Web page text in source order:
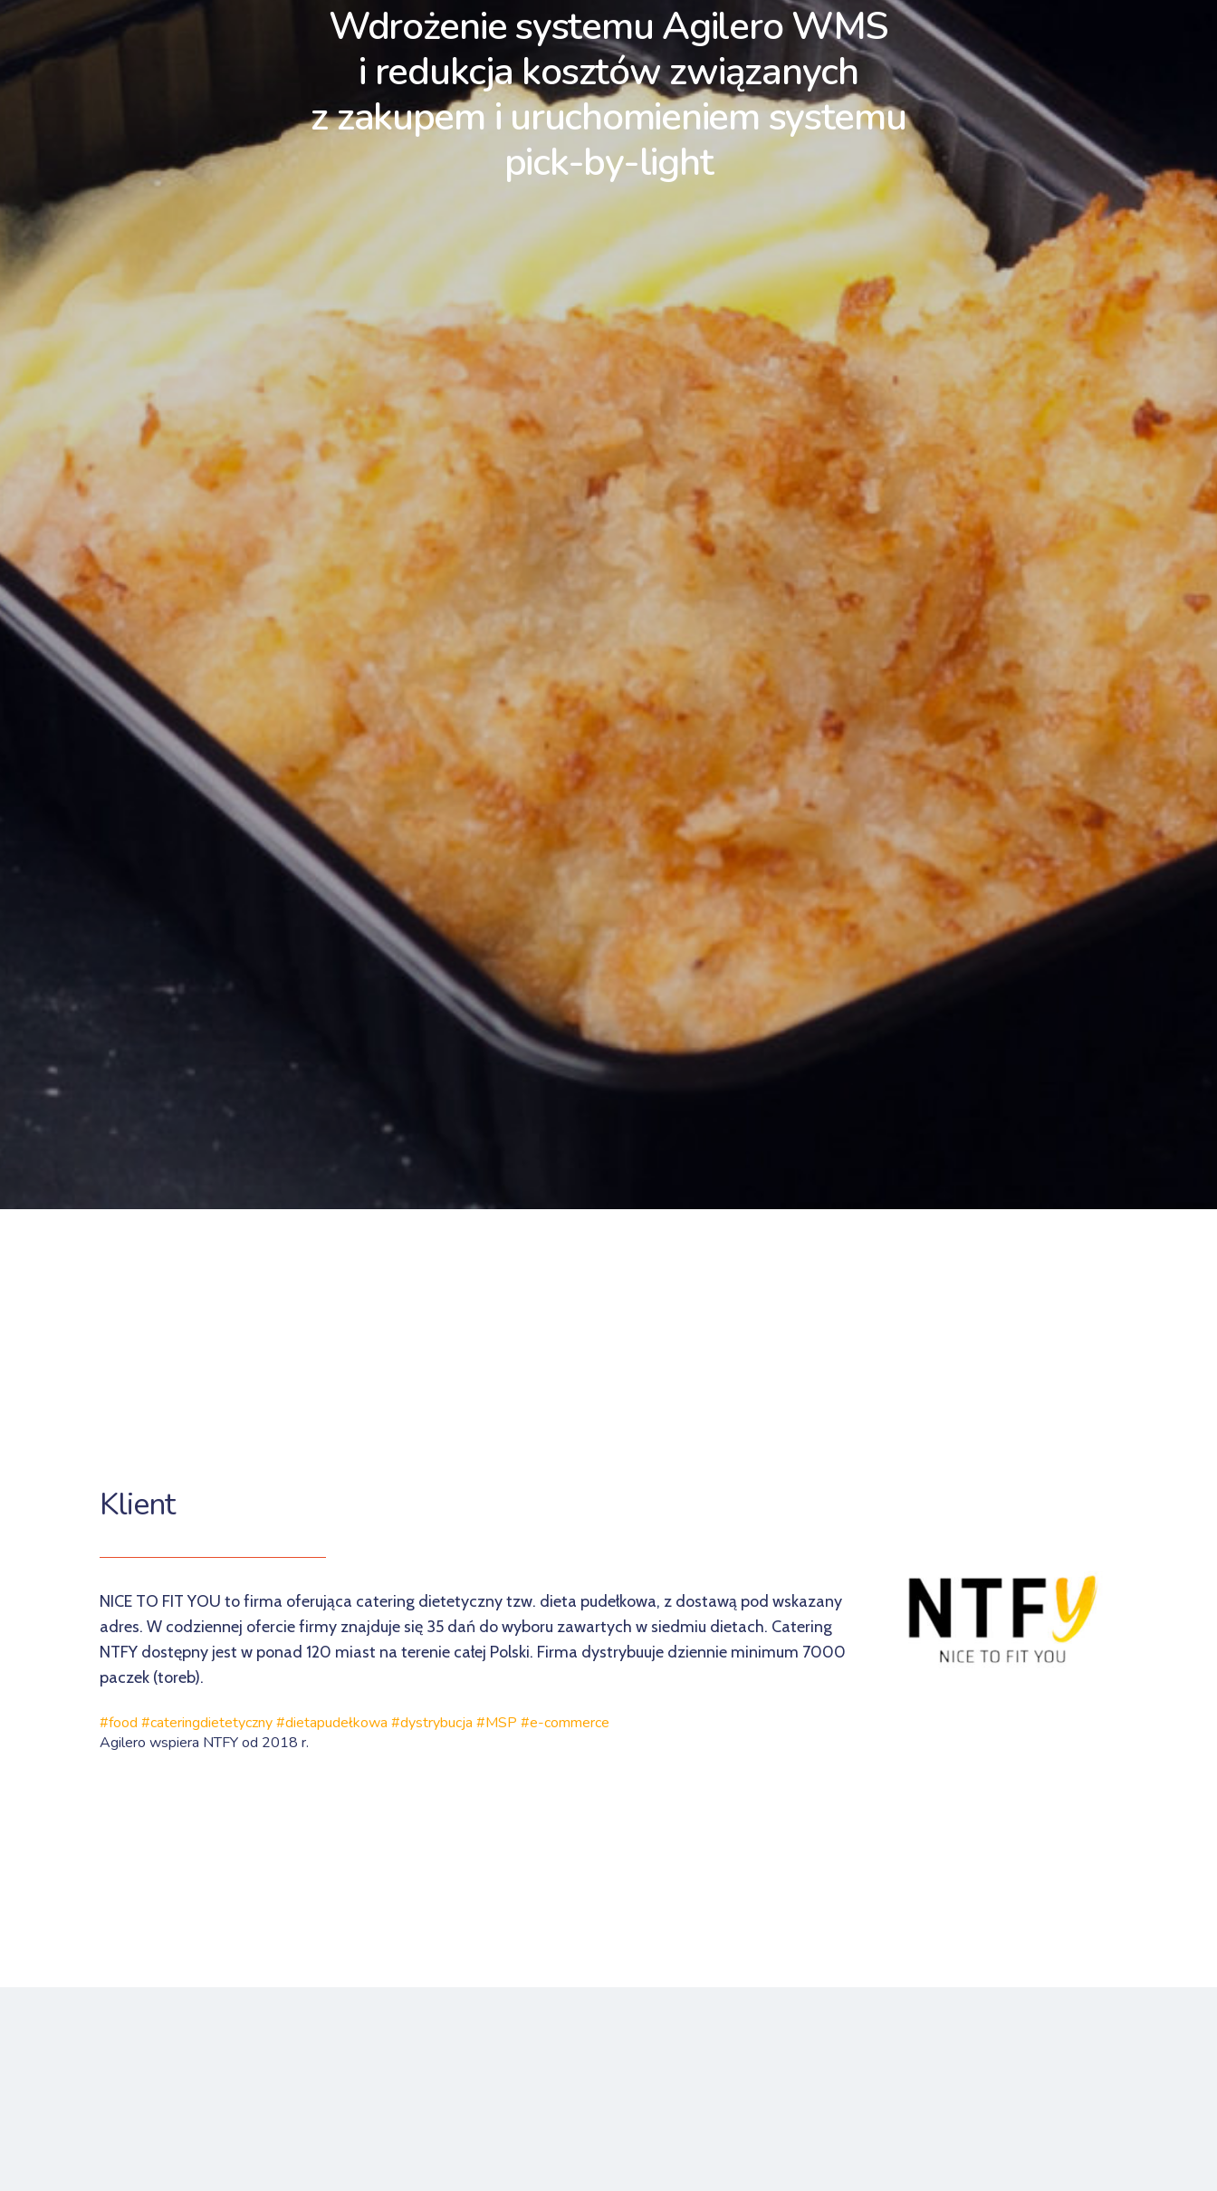
Wdrożenie systemu Agilero WMS
i redukcja kosztów związanych
z zakupem i uruchomieniem systemu
pick-by-light
Klient
NICE TO FIT YOU to firma oferująca catering dietetyczny tzw. dieta pudełkowa, z dostawą pod wskazany
adres. W codziennej ofercie firmy znajduje się 35 dań do wyboru zawartych w siedmiu dietach. Catering
NTFY dostępny jest w ponad 120 miast na terenie całej Polski. Firma dystrybuuje dziennie minimum 7000
paczek (toreb).
#food #cateringdietetyczny #dietapudełkowa #dystrybucja #MSP #e-commerce
Agilero wspiera NTFY od 2018 r.